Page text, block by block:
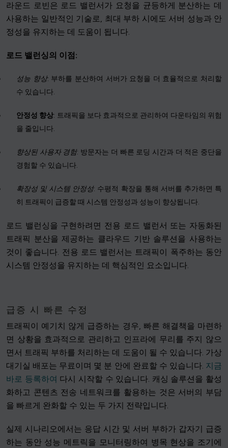
라운드 로빈은 로드 밸런서가 요청을 균등하게 분산하는 데
사용하는 일반적인 기술로, 최대 부하 시에도 서버 성능과 안
정성을 유지하는 데 도움이 됩니다.
로드 밸런싱의 이점:
성능 향상: 부하를 분산하여 서버가 요청을 더 효율적으로 처리할
수 있습니다.
안정성 향상: 트래픽을 보다 효과적으로 관리하여 다운타임의 위험
을 줄입니다.
향상된 사용자 경험: 방문자는 더 빠른 로딩 시간과 더 적은 중단을
경험할 수 있습니다.
확장성 및 시스템 안정성: 수평적 확장을 통해 서버를 추가하면 특
히 트래픽이 급증할 때 시스템 안정성과 성능이 향상됩니다.
로드 밸런싱을 구현하려면 전용 로드 밸런서 또는 자동화된
트래픽 분산을 제공하는 클라우드 기반 솔루션을 사용하는
것이 좋습니다. 전용 로드 밸런서는 트래픽이 폭주하는 동안
시스템 안정성을 유지하는 데 핵심적인 요소입니다.
급증 시 빠른 수정
트래픽이 예기치 않게 급증하는 경우, 빠른 해결책을 마련하
면 상황을 효과적으로 관리하고 인프라에 무리를 주지 않으
면서 트래픽 부하를 처리하는 데 도움이 될 수 있습니다. 가상
대기실 배포는 무료이며 몇 분 안에 완료할 수 있습니다. 지금
바로 등록하여 다시 시작할 수 있습니다. 캐싱 솔루션을 활성
화하고 콘텐츠 전송 네트워크를 활용하는 것은 서버의 부담
을 빠르게 완화할 수 있는 두 가지 전략입니다.
실제 시나리오에서는 응답 시간 및 서버 부하가 갑자기 급증
하는 동안 성능 메트릭을 모니터링하여 병목 현상을 조기에